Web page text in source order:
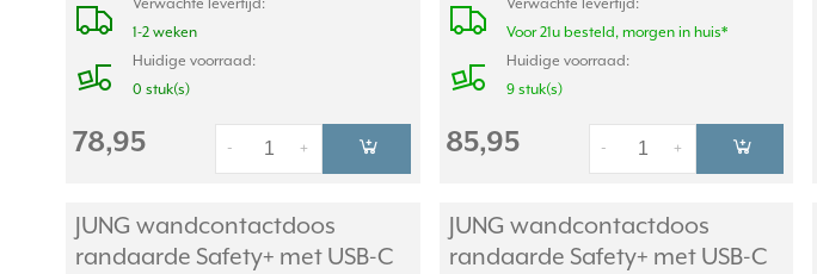
Verwachte levertijd:
1-2 weken
Huidige voorraad:
0 stuk(s)
78,95 +
-
Verwachte levertijd:
Voor 21u besteld, morgen in huis*
Huidige voorraad:
9 stuk(s)
85,95 +
-
JUNG wandcontactdoos
randaarde Safety+ met USB-C
JUNG wandcontactdoos
randaarde Safety+ met USB-C